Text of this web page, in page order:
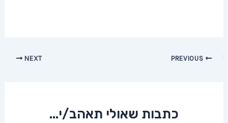
Post
NEXT
כתבות שאולי תאהב/י...